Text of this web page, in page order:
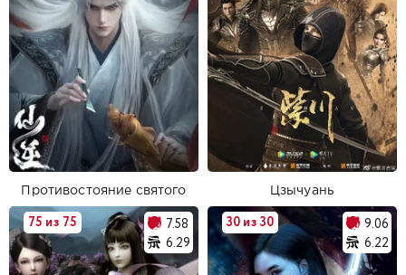
Противостояние святого Цзычуань
75 из 75
7.58
6.29
30 из 30
9.06
6.22